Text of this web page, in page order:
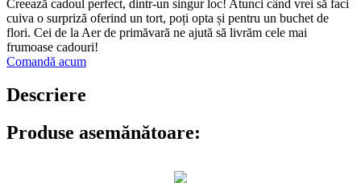
Creează cadoul perfect, dintr-un singur loc! Atunci când vrei să faci
cuiva o surpriză oferind un tort, poți opta și pentru un buchet de
flori. Cei de la Aer de primăvară ne ajută să livrăm cele mai
frumoase cadouri!
Comandă acum
Descriere
Produse asemănătoare: